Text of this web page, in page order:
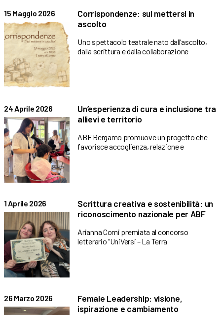
15 Maggio 2026
Corrispondenze: sul mettersi in
ascolto
Uno spettacolo teatrale nato dall’ascolto,
dalla scrittura e dalla collaborazione
24 Aprile 2026
Un’esperienza di cura e inclusione tra
allievi e territorio
ABF Bergamo promuove un progetto che
favorisce accoglienza, relazione e
1 Aprile 2026
Scrittura creativa e sostenibilità: un
riconoscimento nazionale per ABF
Arianna Comi premiata al concorso
letterario “UniVersi – La Terra
26 Marzo 2026
Female Leadership: visione,
ispirazione e cambiamento